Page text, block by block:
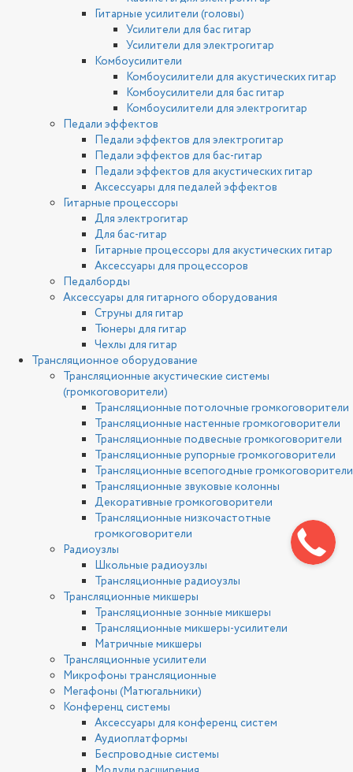
Гитарные усилители (головы)
Усилители для бас гитар
Усилители для электрогитар
Комбоусилители
Комбоусилители для акустических гитар
Комбоусилители для бас гитар
Комбоусилители для электрогитар
Педали эффектов
Педали эффектов для электрогитар
Педали эффектов для бас-гитар
Педали эффектов для акустических гитар
Аксессуары для педалей эффектов
Гитарные процессоры
Для электрогитар
Для бас-гитар
Гитарные процессоры для акустических гитар
Аксессуары для процессоров
Педалборды
Аксессуары для гитарного оборудования
Струны для гитар
Тюнеры для гитар
Чехлы для гитар
Трансляционное оборудование
Трансляционные акустические системы
(громкоговорители)
Трансляционные потолочные громкоговорители
Трансляционные настенные громкоговорители
Трансляционные подвесные громкоговорители
Трансляционные рупорные громкоговорители
Трансляционные всепогодные громкоговорители
Трансляционные звуковые колонны
Декоративные громкоговорители
Трансляционные низкочастотные
громкоговорители
Радиоузлы
Школьные радиоузлы
Трансляционные радиоузлы
Трансляционные микшеры
Трансляционные зонные микшеры
Трансляционные микшеры-усилители
Матричные микшеры
Трансляционные усилители
Микрофоны трансляционные
Мегафоны (Матюгальники)
Конференц системы
Аксессуары для конференц систем
Аудиоплатформы
Беспроводные системы